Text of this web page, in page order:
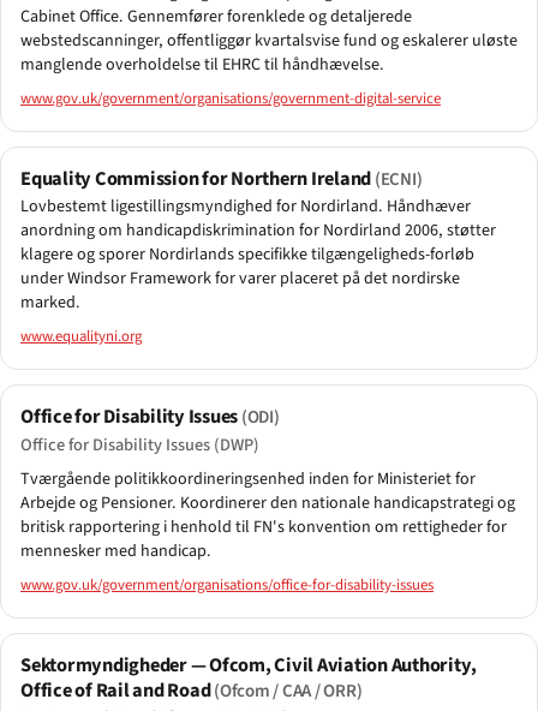
Cabinet Office. Gennemfører forenklede og detaljerede
webstedscanninger, offentliggør kvartalsvise fund og eskalerer uløste
manglende overholdelse til EHRC til håndhævelse.
www.gov.uk/government/organisations/government-digital-service
Equality Commission for Northern Ireland(ECNI)
Lovbestemt ligestillingsmyndighed for Nordirland. Håndhæver
anordning om handicapdiskrimination for Nordirland 2006, støtter
klagere og sporer Nordirlands specifikke tilgængeligheds-forløb
under Windsor Framework for varer placeret på det nordirske
marked.
www.equalityni.org
Office for Disability Issues(ODI)
Office for Disability Issues (DWP)
Tværgående politikkoordineringsenhed inden for Ministeriet for
Arbejde og Pensioner. Koordinerer den nationale handicapstrategi og
britisk rapportering i henhold til FN's konvention om rettigheder for
mennesker med handicap.
www.gov.uk/government/organisations/office-for-disability-issues
Sektormyndigheder — Ofcom, Civil Aviation Authority,
Office of Rail and Road(Ofcom / CAA / ORR)